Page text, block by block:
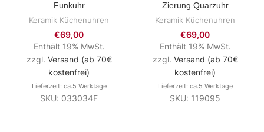
Funkuhr
Keramik Küchenuhren
€69,00
Enthält 19% MwSt.
zzgl. Versand (ab 70€
kostenfrei)
Lieferzeit: ca.5 Werktage
SKU: 033034F
Zierung Quarzuhr
Keramik Küchenuhren
€69,00
Enthält 19% MwSt.
zzgl. Versand (ab 70€
kostenfrei)
Lieferzeit: ca.5 Werktage
SKU: 119095